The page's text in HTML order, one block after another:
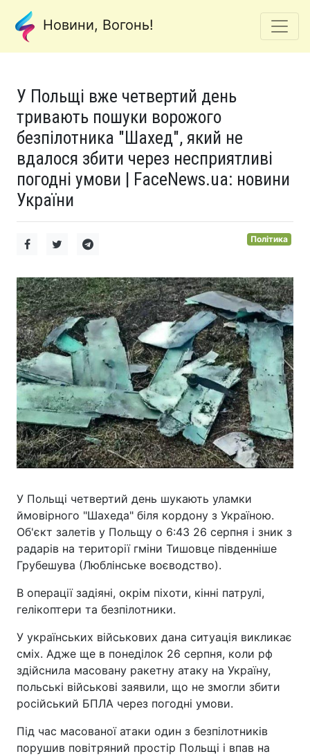
Новини, Вогонь!
У Польщі вже четвертий день
тривають пошуки ворожого
безпілотника "Шахед", який не
вдалося збити через несприятливі
погодні умови | FaceNews.ua: новини
України
Політика
У Польщі четвертий день шукають уламки
ймовірного "Шахеда" біля кордону з Україною.
Об'єкт залетів у Польщу о 6:43 26 серпня і зник з
радарів на території гміни Тишовце південніше
Грубешува (Люблінське воєводство).
В операції задіяні, окрім піхоти, кінні патрулі,
гелікоптери та безпілотники.
У українських військових дана ситуація викликає
сміх. Адже ще в понеділок 26 серпня, коли рф
здійснила масовану ракетну атаку на Україну,
польські військові заявили, що не змогли збити
російський БПЛА через погодні умови.
Під час масованої атаки один з безпілотників
порушив повітряний простір Польщі і впав на